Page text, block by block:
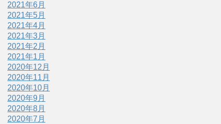
2021年6月
2021年5月
2021年4月
2021年3月
2021年2月
2021年1月
2020年12月
2020年11月
2020年10月
2020年9月
2020年8月
2020年7月